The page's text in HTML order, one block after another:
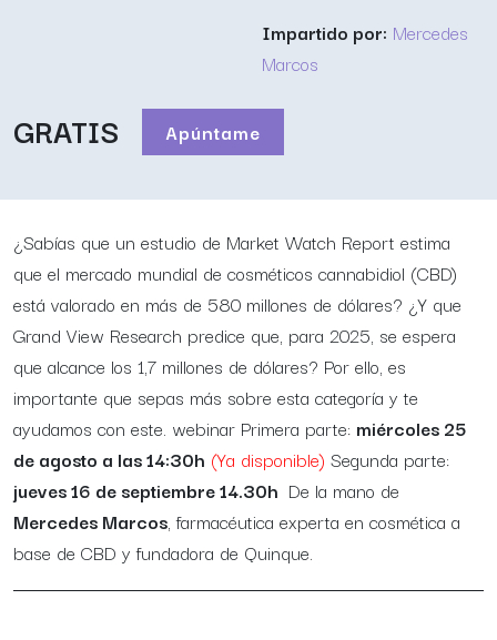
Impartido por: Mercedes
Marcos
GRATIS Apúntame
¿Sabías que un estudio de Market Watch Report estima
que el mercado mundial de cosméticos cannabidiol (CBD)
está valorado en más de 580 millones de dólares? ¿Y que
Grand View Research predice que, para 2025, se espera
que alcance los 1,7 millones de dólares? Por ello, es
importante que sepas más sobre esta categoría y te
ayudamos con este. webinar Primera parte: miércoles 25
de agosto a las 14:30h (Ya disponible) Segunda parte:
jueves 16 de septiembre 14.30h De la mano de
Mercedes Marcos, farmacéutica experta en cosmética a
base de CBD y fundadora de Quinque.